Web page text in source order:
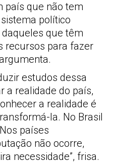
país que não tem
político
que têm
recursos para fazer
estudos dessa
a realidade do país,
a realidade é
la. No Brasil
países
não ocorre,
necessidade”, frisa.